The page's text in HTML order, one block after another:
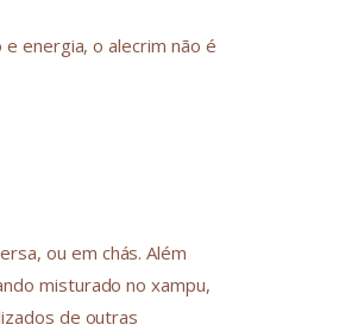
energia, o alecrim não é
ou em chás. Além
misturado no xampu,
de outras